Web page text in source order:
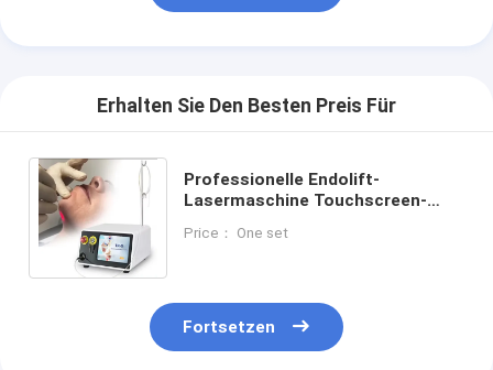
Erhalten Sie Den Besten Preis Für
Professionelle Endolift-
Lasermaschine Touchscreen-
Minuten Behandlungszeit
Price： One set
Fortsetzen